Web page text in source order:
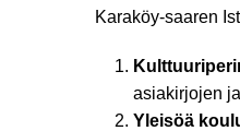
Karaköy-saaren
asiakirjojen
Yleisöä